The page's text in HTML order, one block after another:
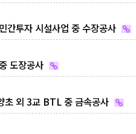
간투자 시설사업 중 수장공사
도장공사
초 외 3교 BTL 중 금속공사